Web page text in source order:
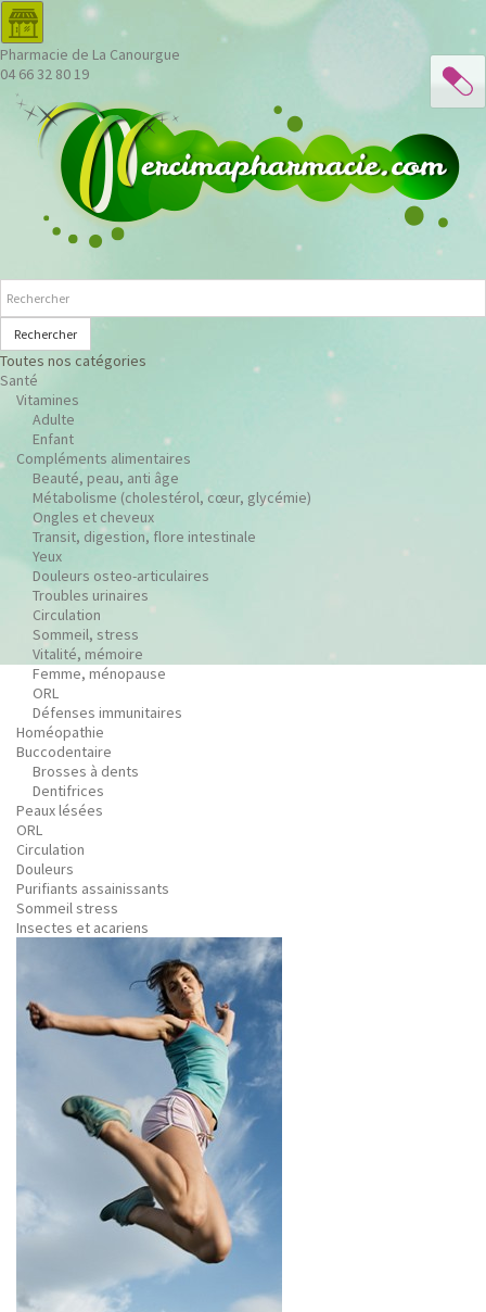
Pharmacie de La Canourgue
04 66 32 80 19
Rechercher
Toutes nos catégories
Santé
Vitamines
Adulte
Enfant
Compléments alimentaires
Beauté, peau, anti âge
Métabolisme (cholestérol, cœur, glycémie)
Ongles et cheveux
Transit, digestion, flore intestinale
Yeux
Douleurs osteo-articulaires
Troubles urinaires
Circulation
Sommeil, stress
Vitalité, mémoire
Femme, ménopause
ORL
Défenses immunitaires
Homéopathie
Buccodentaire
Brosses à dents
Dentifrices
Peaux lésées
ORL
Circulation
Douleurs
Purifiants assainissants
Sommeil stress
Insectes et acariens